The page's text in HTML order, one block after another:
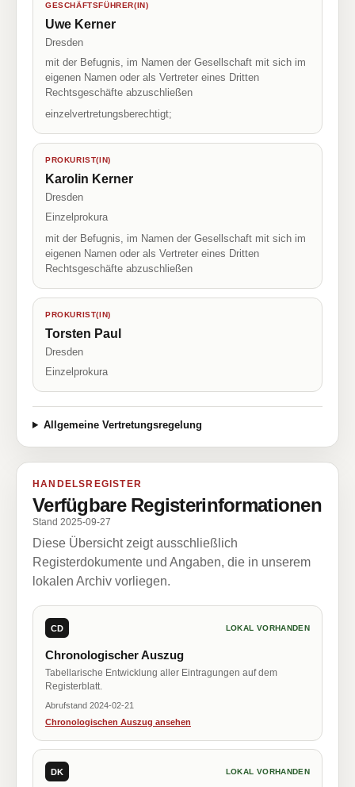
GESCHÄFTSFÜHRER(IN)
Uwe Kerner
Dresden
mit der Befugnis, im Namen der Gesellschaft mit sich im
eigenen Namen oder als Vertreter eines Dritten
Rechtsgeschäfte abzuschließen
einzelvertretungsberechtigt;
PROKURIST(IN)
Karolin Kerner
Dresden
Einzelprokura
mit der Befugnis, im Namen der Gesellschaft mit sich im
eigenen Namen oder als Vertreter eines Dritten
Rechtsgeschäfte abzuschließen
PROKURIST(IN)
Torsten Paul
Dresden
Einzelprokura
Allgemeine Vertretungsregelung
HANDELSREGISTER
Verfügbare Registerinformationen
Stand 2025-09-27
Diese Übersicht zeigt ausschließlich
Registerdokumente und Angaben, die in unserem
lokalen Archiv vorliegen.
CD LOKAL VORHANDEN
Chronologischer Auszug
Tabellarische Entwicklung aller Eintragungen auf dem
Registerblatt.
Abrufstand 2024-02-21
Chronologischen Auszug ansehen
DK LOKAL VORHANDEN